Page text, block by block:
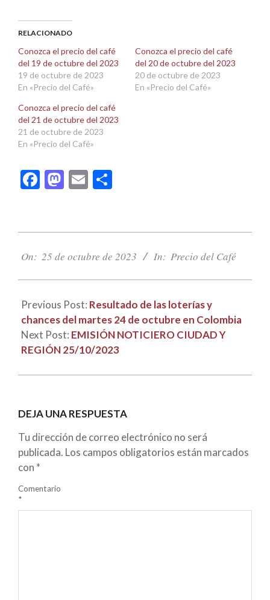
(Se
abre
una
ventana
nueva)
(Se
abre
una
ventana
nueva)
RELACIONADO
Conozca el precio del café
del 19 de octubre del 2023
19 de octubre de 2023
En «Precio del Café»
Conozca el precio del café
del 20 de octubre del 2023
20 de octubre de 2023
En «Precio del Café»
Conozca el precio del café
del 21 de octubre del 2023
21 de octubre de 2023
En «Precio del Café»
Facebook
Mastodon
Email
10-
On: 25 de octubre de 2023 In: Precio del Café
Previous Post: Resultado de las loterías y
chances del martes 24 de octubre en Colombia
Next Post: EMISIÓN NOTICIERO CIUDAD Y
REGIÓN 25/10/2023
DEJA UNA RESPUESTA
Tu dirección de correo electrónico no será
publicada. Los campos obligatorios están marcados
con *
Comentario
*